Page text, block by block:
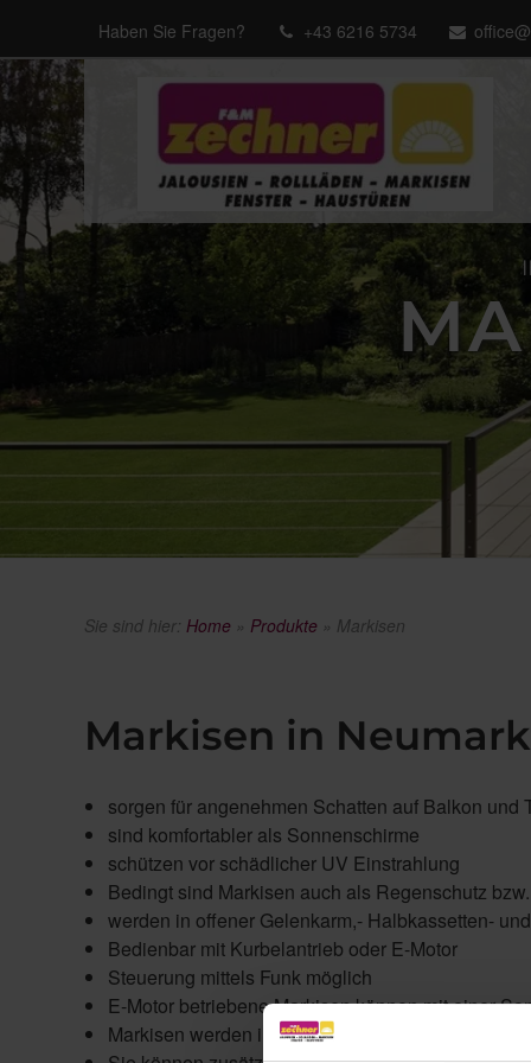
Haben Sie Fragen? +43 6216 5734
Sie sind hier: Home » Produkte » Markisen
Markisen in
sorgen für angenehmen Schatten auf Balkon und
sind komfortabler als Sonnenschirme
schützen vor schädlicher UV Einstrahlung
Bedingt sind Markisen auch als Regenschutz
werden in offener Gelenkarm,- Halbkassetten-
Bedienbar mit Kurbelantrieb oder E-Motor
Steuerung mittels Funk möglich
E-Motor betriebene Markisen können mit einer
Markisen werden in verschiedenen Breiten und